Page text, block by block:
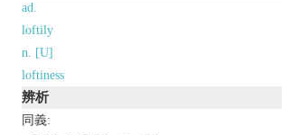
ad.
loftily
n. [U]
loftiness
辨析
同義: